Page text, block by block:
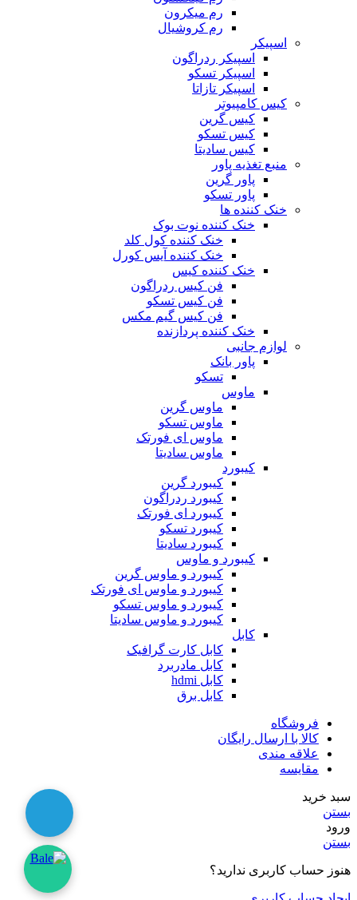
رم میکرون
رم کروشیال
اسپیکر
اسپیکر ردراگون
اسپیکر تسکو
اسپیکر تازاتا
کیس کامپیوتر
کیس گرین
کیس تسکو
کیس سادیتا
منبع تغذیه‌ پاور
پاور گرین
پاور تسکو
خنک کننده ها
خنک کننده نوت بوک
خنک کننده کول کلد
خنک کننده آیس کورل
خنک کننده کیس
فن کیس ردراگون
فن کیس تسکو
فن کیس گیم مکس
خنک کننده پردازنده
لوازم جانبی
پاور بانک
تسکو
ماوس
ماوس گرین
ماوس تسکو
ماوس ای فورتک
ماوس سادیتا
کیبورد
کیبورد گرین
کیبورد ردراگون
کیبورد ای فورتک
کیبورد تسکو
کیبورد سادیتا
کیبورد و ماوس
کیبورد و ماوس گرین
کیبورد و ماوس ای فورتک
کیبورد و ماوس تسکو
کیبورد و ماوس سادیتا
کابل
کابل کارت گرافیک
کابل مادربرد
کابل hdmi
کابل برق
فروشگاه
کالا با ارسال رایگان
علاقه مندی
مقایسه
سبد خرید
بستن
ورود
بستن
هنوز حساب کاربری ندارید؟